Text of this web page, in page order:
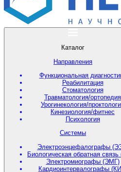
Каталог
Направления
Функциональная
Реабилитация
Стоматология
Травматология/ортопедия
Урогинекология/
Кинезиология/фитнес
Психология
Системы
Электроэнцефалографы
Биологическая обратная
Электромиографы (ЭМГ)
Кардиоинтервалографы